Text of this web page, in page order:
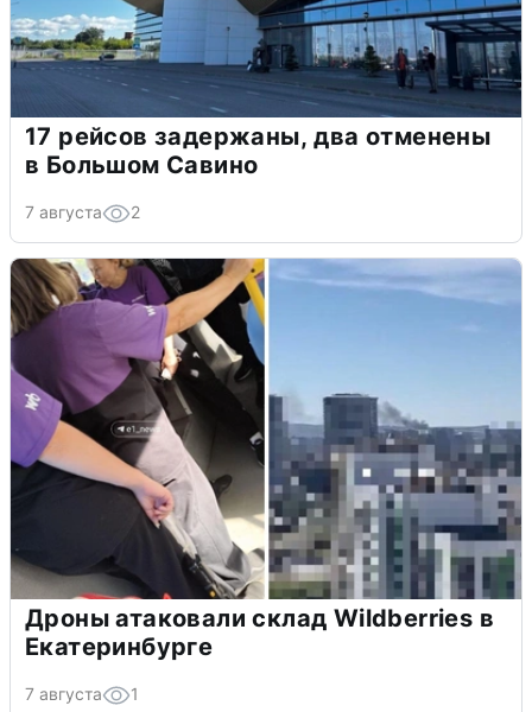
17 рейсов задержаны, два отменены
в Большом Савино
7 августа 2
Дроны атаковали склад Wildberries в
Екатеринбурге
7 августа 1